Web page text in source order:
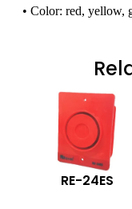
• Color: red, yellow,
RE-24ES